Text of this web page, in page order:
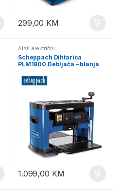
299,00 KM
Alati električni
Scheppach Dihtarica
PLM1800 Debljača – blanja
1.099,00 KM